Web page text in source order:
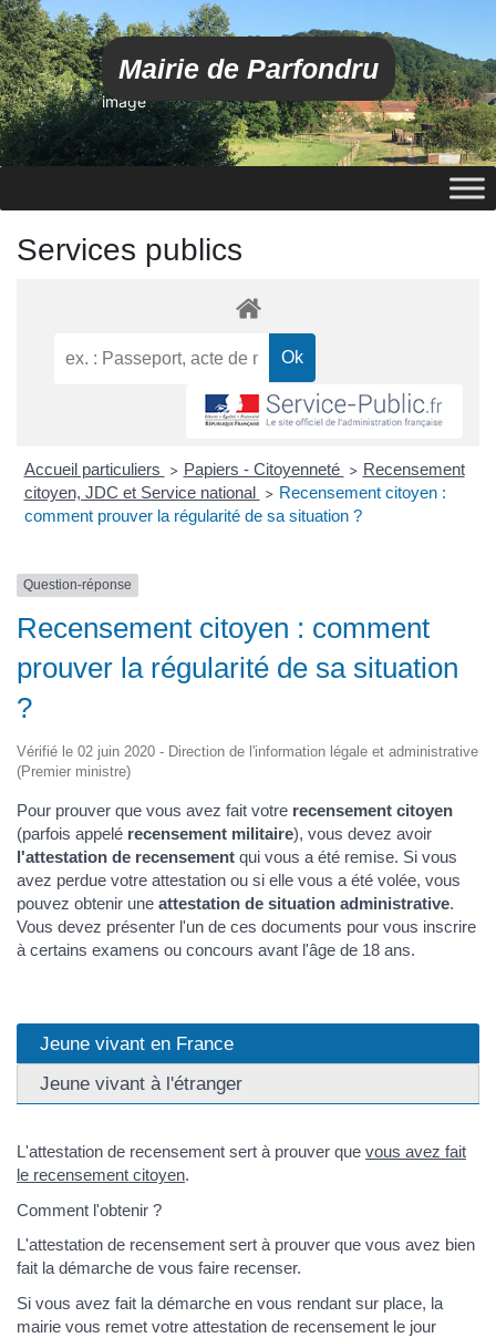
Mairie de Parfondru
image
Services publics
Accueil particuliers > Papiers - Citoyenneté > Recensement
citoyen, JDC et Service national > Recensement citoyen :
comment prouver la régularité de sa situation ?
Question-réponse
Recensement citoyen : comment
prouver la régularité de sa situation
?
Vérifié le 02 juin 2020 - Direction de l'information légale et administrative
(Premier ministre)
Pour prouver que vous avez fait votre recensement citoyen
(parfois appelé recensement militaire), vous devez avoir
l'attestation de recensement qui vous a été remise. Si vous
avez perdue votre attestation ou si elle vous a été volée, vous
pouvez obtenir une attestation de situation administrative.
Vous devez présenter l'un de ces documents pour vous inscrire
à certains examens ou concours avant l'âge de 18 ans.
Jeune vivant en France
Jeune vivant à l'étranger
L'attestation de recensement sert à prouver que vous avez fait
le recensement citoyen.
Comment l'obtenir ?
L'attestation de recensement sert à prouver que vous avez bien
fait la démarche de vous faire recenser.
Si vous avez fait la démarche en vous rendant sur place, la
mairie vous remet votre attestation de recensement le jour